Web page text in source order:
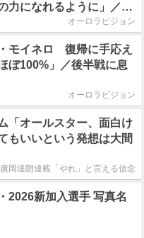
力になれるように」／後
オーロラビジョン
モイネロ 復帰に手応え
ぼ100%」／後半戦に息
オーロラビジョン
「オールスター、面白け
もいいという発想は大間
廣岡達朗連載「やれ」と言える信念
2026新加入選手 写真名